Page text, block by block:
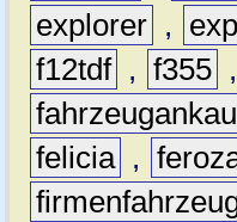
explorer ,
f12tdf , f355 ,
felicia ,